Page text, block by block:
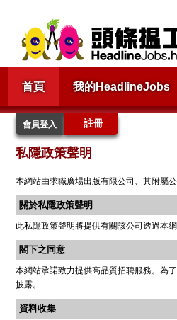
首頁 我的HeadlineJobs
會員登入 註冊
私隱政策聲明
本網站由求職廣場出版有限公司、其附屬
關於私隱政策聲明
此私隱政策聲明將提供有關該公司透過本
閣下之同意
本網站承諾致力提供高品質招聘服務。為
披露。
資料收集